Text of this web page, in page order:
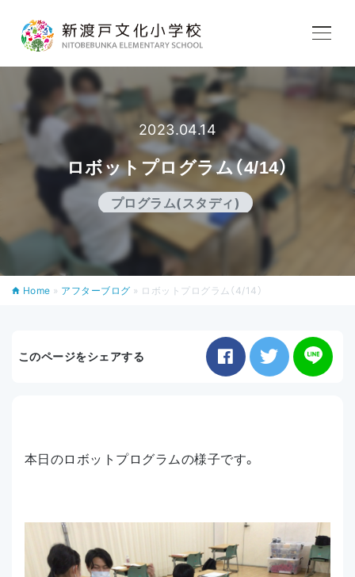
教育内容
学校生活
入学案内
2023.04.14
ロボットプログラム（4/14）
プログラム(スタディ)
Home » アフターブログ » ロボットプログラム（4/14）
このページをシェアする
本日のロボットプログラムの様子です。